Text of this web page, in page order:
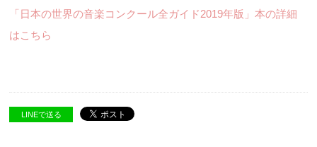
「日本の世界の音楽コンクール全ガイド2019年版」本の詳細
はこちら
LINEで送る